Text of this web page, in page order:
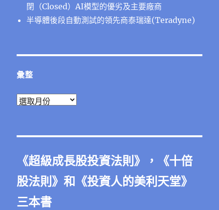
閉（Closed）AI模型的優劣及主要廠商
半導體後段⾃動測試的領先商泰瑞達(Teradyne)
彙整
彙
《超級成長股投資法則 》，《十倍
股法則 》和《投資人的美利天堂》
三本書